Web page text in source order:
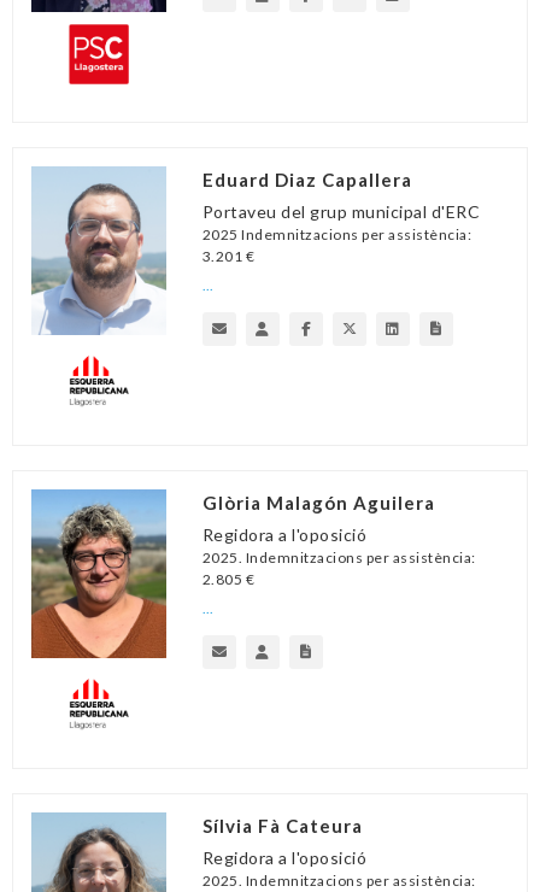
Eduard Diaz Capallera
Portaveu del grup municipal d'ERC
2025 Indemnitzacions per assistència:
3.201 €
...
Glòria Malagón Aguilera
Regidora a l'oposició
2025. Indemnitzacions per assistència:
2.805 €
...
Sílvia Fà Cateura
Regidora a l'oposició
2025. Indemnitzacions per assistència: